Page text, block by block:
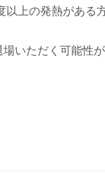
上の発熱がある
いただく可能性が